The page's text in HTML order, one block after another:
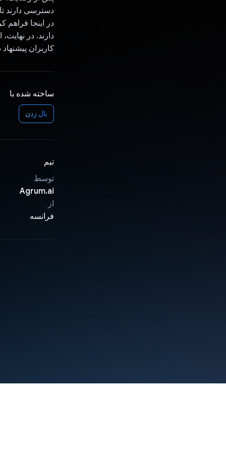
دسترسی دارند
در اینجا
کاربران
ساخته شده با
بال زدن
تیم
توسط
Agrum.ai
از
فرانسه